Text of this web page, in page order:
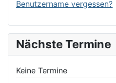
Benutzername vergessen?
Nächste Termine
Keine Termine